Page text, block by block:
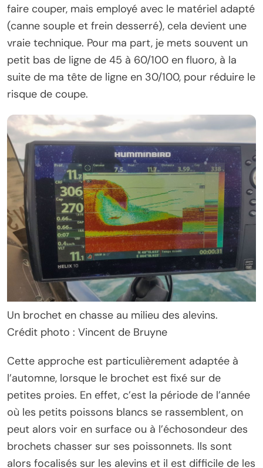
faire couper, mais employé avec le matériel adapté
(canne souple et frein desserré), cela devient une
vraie technique. Pour ma part, je mets souvent un
petit bas de ligne de 45 à 60/100 en fluoro, à la
suite de ma tête de ligne en 30/100, pour réduire le
risque de coupe.
Un brochet en chasse au milieu des alevins.
Crédit photo : Vincent de Bruyne
Cette approche est particulièrement adaptée à
l’automne, lorsque le brochet est fixé sur de
petites proies. En effet, c’est la période de l’année
où les petits poissons blancs se rassemblent, on
peut alors voir en surface ou à l’échosondeur des
brochets chasser sur ses poissonnets. Ils sont
alors focalisés sur les alevins et il est difficile de les